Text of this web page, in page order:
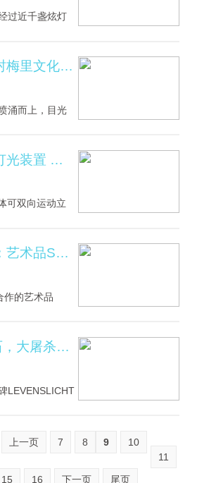
过近千盏炫灯
盛宴，成为兰
光秀活动每
水系秀：无锡梅村梅里文化广场
涌而上，目光
空间都变得光
墙体秀机械矩阵灯光装置 莲花穹顶
可双向运动立
可任意控制，
种静态
互动装置互动秀：艺术品SYNC展现了人类互联之美
作的艺术品
多人的参与，
空间，使我们
104,000颗发光石，大屠杀纪念碑LEVENSLICHT
LEVENSLICHT
奥斯威辛集中
象征。艺术
上一页 7 8 9
10
11
15 16 下一页 尾页